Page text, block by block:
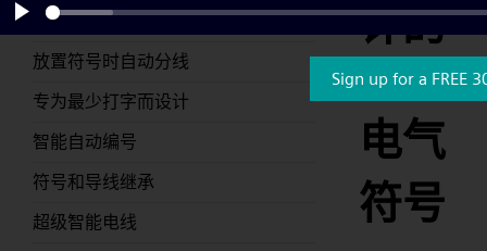
新的自动装配功能可以自动连接符号
放置符号时自动分线
专为最少打字而设计
智能自动编号
符号和导线继承
超级智能电线
计的
CAD
电气
符号
Play
Sign up for a FREE